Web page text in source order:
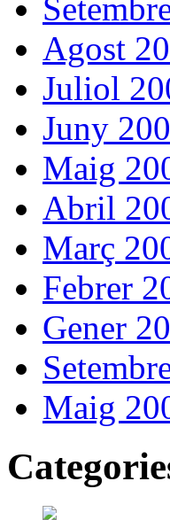
Agost
Juliol
Juny
Maig
Abril
Març
Febrer
Gener
Maig